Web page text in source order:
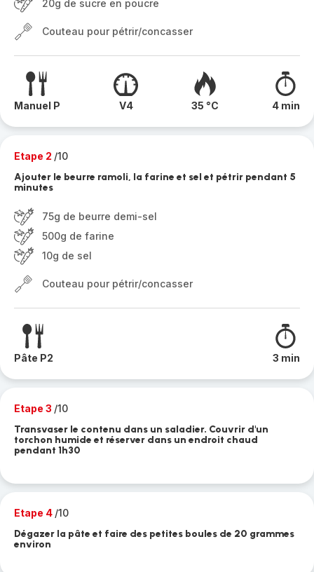
20g de sucre en poucre
Couteau pour pétrir/concasser
Manuel P V4 35 °C 4 min
Etape 2 /10
Ajouter le beurre ramoli, la farine et sel et pétrir pendant 5
minutes
75g de beurre demi-sel
500g de farine
10g de sel
Couteau pour pétrir/concasser
Pâte P2 3 min
Etape 3 /10
Transvaser le contenu dans un saladier. Couvrir d'un
torchon humide et réserver dans un endroit chaud
pendant 1h30
Etape 4 /10
Dégazer la pâte et faire des petites boules de 20 grammes
environ